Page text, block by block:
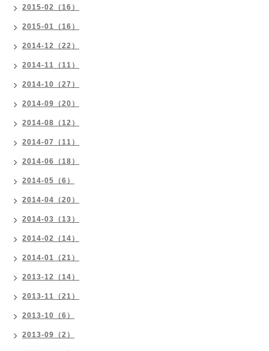
2015-02（16）
2015-01（16）
2014-12（22）
2014-11（11）
2014-10（27）
2014-09（20）
2014-08（12）
2014-07（11）
2014-06（18）
2014-05（6）
2014-04（20）
2014-03（13）
2014-02（14）
2014-01（21）
2013-12（14）
2013-11（21）
2013-10（6）
2013-09（2）